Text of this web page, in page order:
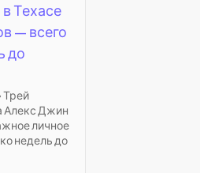
Техасе
— всего
до
Трей
Алекс Джин
личное
недель до